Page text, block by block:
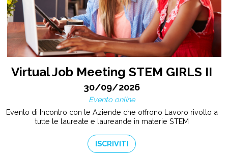
Virtual Job Meeting STEM GIRLS II
30/09/2026
Evento online
Evento di Incontro con le Aziende che offrono Lavoro rivolto a
tutte le laureate e laureande in materie STEM
ISCRIVITI